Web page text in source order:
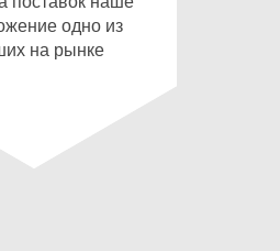
одно из
на рынке